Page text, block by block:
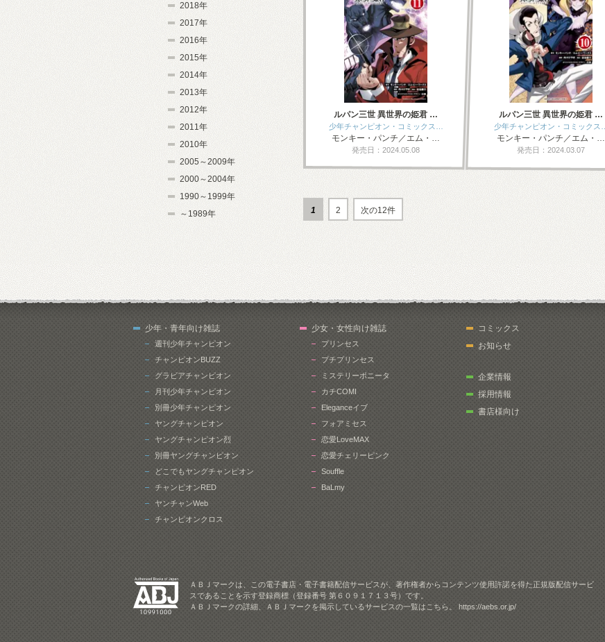
ルパン三世 異世界の姫君 …
少年チャンピオン・コミックス…
モンキー・パンチ／エム・…
発売日：2024.05.08
ルパン三世 異世界の姫君 …
少年チャンピオン・コミックス…
モンキー・パンチ／エム・…
発売日：2024.03.07
1 2 次の12件
2018年
2017年
2016年
2015年
2014年
2013年
2012年
2011年
2010年
2005～2009年
2000～2004年
1990～1999年
～1989年
少年・青年向け雑誌
週刊少年チャンピオン
チャンピオンBUZZ
グラビアチャンピオン
月刊少年チャンピオン
別冊少年チャンピオン
ヤングチャンピオン
ヤングチャンピオン烈
別冊ヤングチャンピオン
どこでもヤングチャンピオン
チャンピオンRED
ヤンチャンWeb
チャンピオンクロス
少女・女性向け雑誌
プリンセス
プチプリンセス
ミステリーボニータ
カチCOMI
Eleganceイブ
フォアミセス
恋愛LoveMAX
恋愛チェリーピンク
Souffle
BaLmy
コミックス
お知らせ
企業情報
採用情報
書店様向け
ＡＢＪマークは、この電子書店・電子書籍配信サービスが、著作権者からコンテンツ使用許諾を得た正規版配信サービ
スであることを示す登録商標（登録番号 第６０９１７１３号）です。
ＡＢＪマークの詳細、ＡＢＪマークを掲示しているサービスの一覧はこちら。 https://aebs.or.jp/